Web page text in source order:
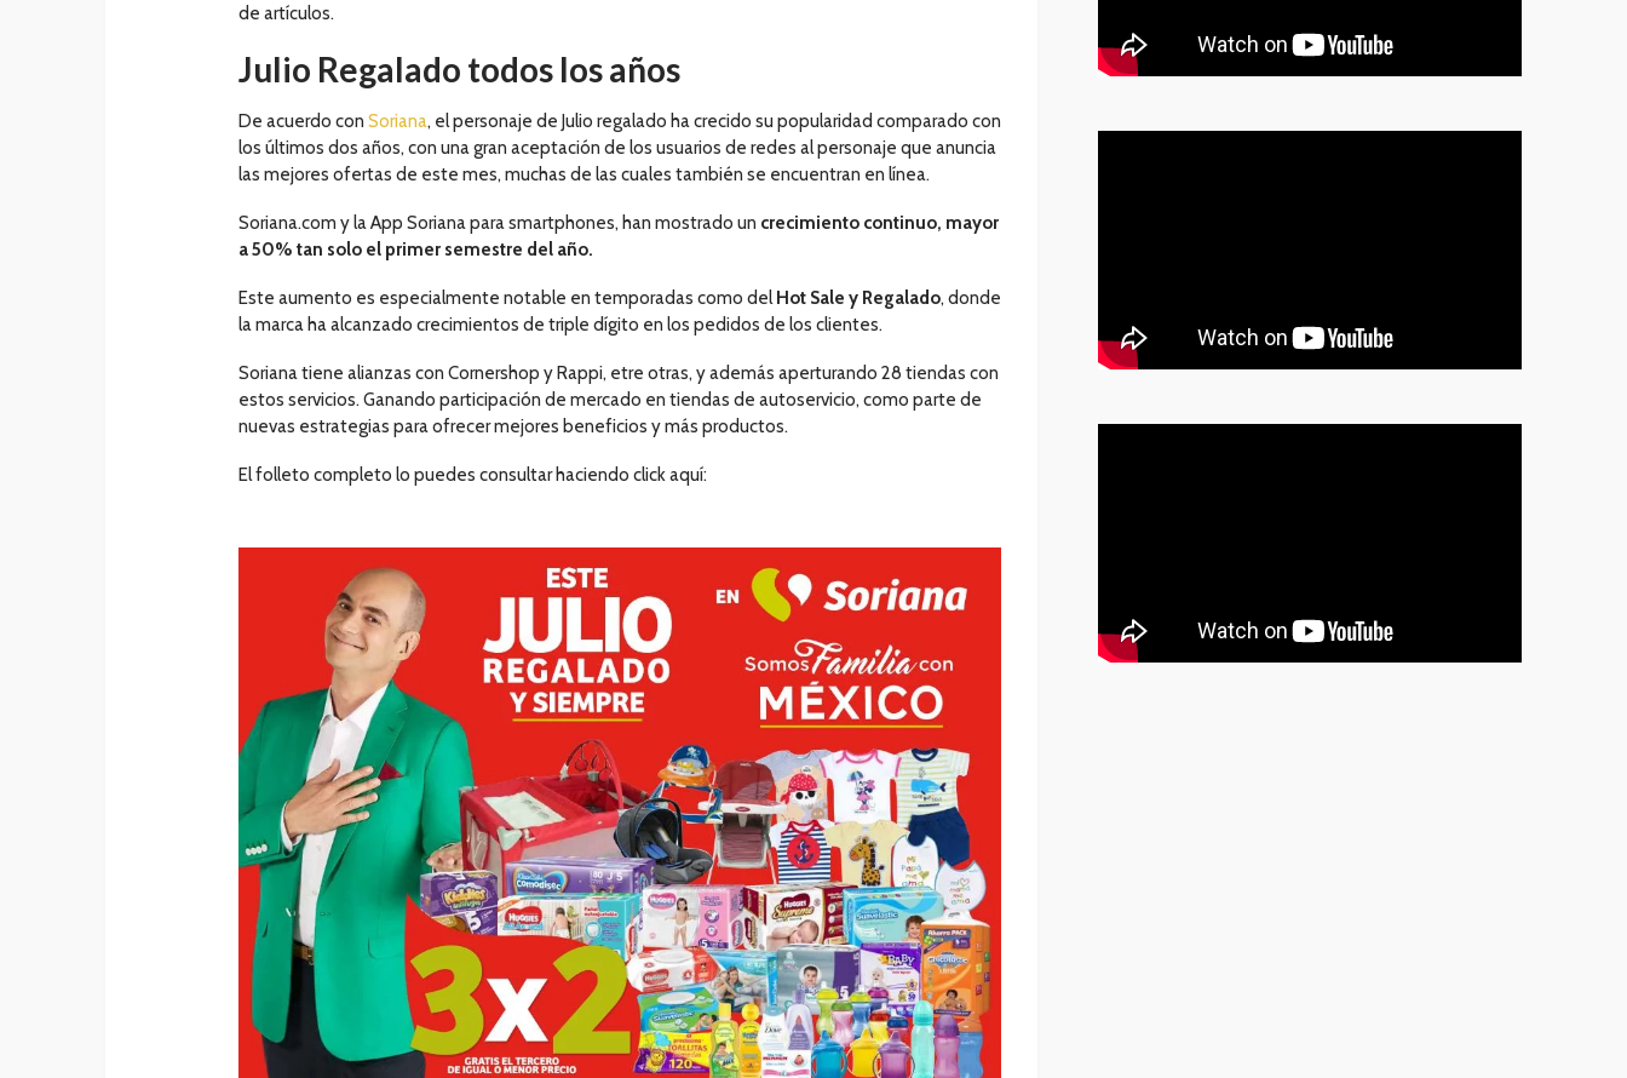
de artículos.
Julio Regalado todos los años
De acuerdo con Soriana, el personaje de Julio regalado ha crecido su popularidad comparado con
los últimos dos años, con una gran aceptación de los usuarios de redes al personaje que anuncia
las mejores ofertas de este mes, muchas de las cuales también se encuentran en línea.
Soriana.com y la App Soriana para smartphones, han mostrado un crecimiento continuo, mayor
a 50% tan solo el primer semestre del año.
Este aumento es especialmente notable en temporadas como delHot Sale y Regalado, donde
la marca ha alcanzado crecimientos de triple dígito en los pedidos de los clientes.
Soriana tiene alianzas con Cornershop y Rappi, etre otras, y además aperturando 28 tiendas con
estos servicios. Ganando participación de mercado en tiendas de autoservicio, como parte de
nuevas estrategias para ofrecer mejores beneficios y más productos.
El folleto completo lo puedes consultar haciendo click aquí: